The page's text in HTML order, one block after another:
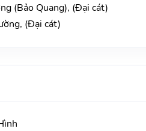
(Bảo Quang), (Đại cát)
(Đại cát)